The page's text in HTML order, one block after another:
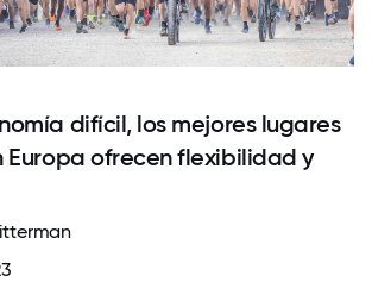
difícil, los mejores lugares
ofrecen flexibilidad y